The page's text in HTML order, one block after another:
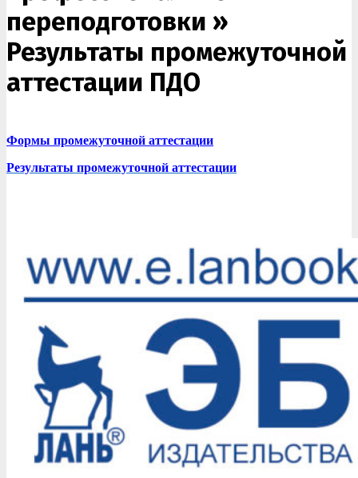
переподготовки »
Результаты промежуточной
аттестации ПДО
Формы промежуточной аттестации
Результаты промежуточной аттестации